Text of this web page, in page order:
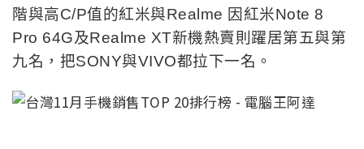
階與高C/P值的紅米與Realme 因紅米Note 8
Pro 64G及Realme XT新機熱賣則躍居第五與第
九名，把SONY與VIVO都拉下一名。